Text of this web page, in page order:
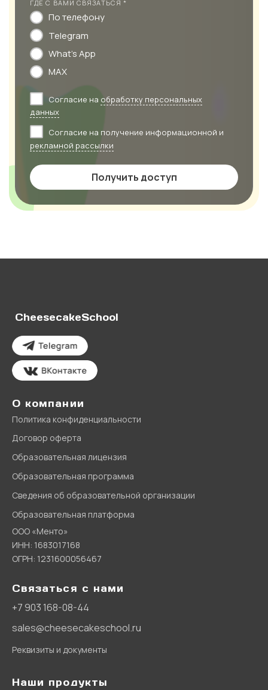
ГДЕ С ВАМИ СВЯЗАТЬСЯ *
По телефону
Telegram
What's App
MAX
Согласие на обработку персональных
данных
Согласие на получение информационной и
рекламной рассылки
Получить доступ
CheesecakeSchool
О компании
Политика конфиденциальности
Договор оферта
Образовательная лицензия
Образовательная программа
Сведения об образовательной организации
Образовательная платформа
ООО «Менто»
ИНН: 1683017168
ОГРН: 1231600056467
Связаться с нами
+7 903 168-08-44
sales@cheesecakeschool.ru
Реквизиты и документы
Наши продукты